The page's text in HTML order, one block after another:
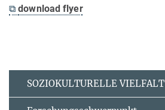
⧉download flyer
SOZIOKULTURELLE VIELFALT